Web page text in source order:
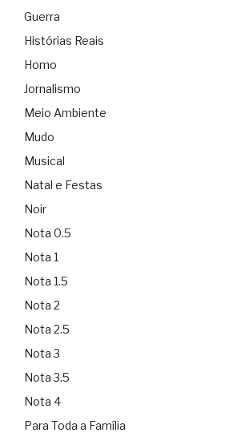
Guerra
Histórias Reais
Homo
Jornalismo
Meio Ambiente
Mudo
Musical
Natal e Festas
Noir
Nota 0.5
Nota 1
Nota 1.5
Nota 2
Nota 2.5
Nota 3
Nota 3.5
Nota 4
Para Toda a Família